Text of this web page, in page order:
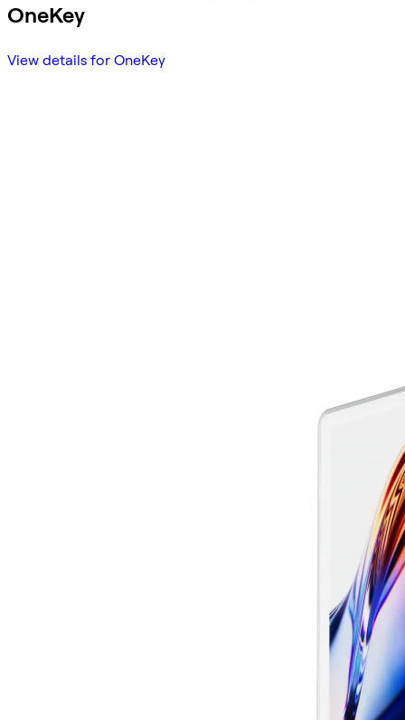
OneKey
View details for OneKey